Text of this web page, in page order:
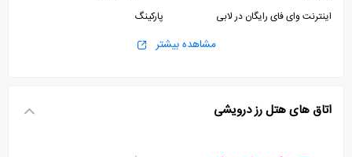
اینترنت وای فای رایگان در لابی
پارکینگ
یک نوبت استخر رایگان برای میهمانان مقیم
مشاهده بیشتر
اتاق های هتل رز درویشی